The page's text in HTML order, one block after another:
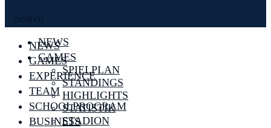
Search
NEWS
GAMES
SPIELPLAN
STANDINGS
HIGHLIGHTS
STATISTIK
STADION
NEWS
GAMES
EXPERIENCE
TEAM
SCHOOLPROGRAM
BUSINESS